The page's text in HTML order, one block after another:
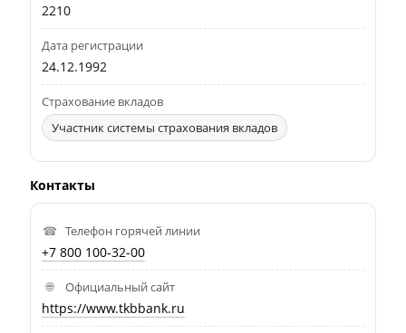
2210
Дата регистрации
24.12.1992
Страхование вкладов
Участник системы страхования вкладов
Контакты
Телефон горячей линии
+7 800 100-32-00
Официальный сайт
https://www.tkbbank.ru